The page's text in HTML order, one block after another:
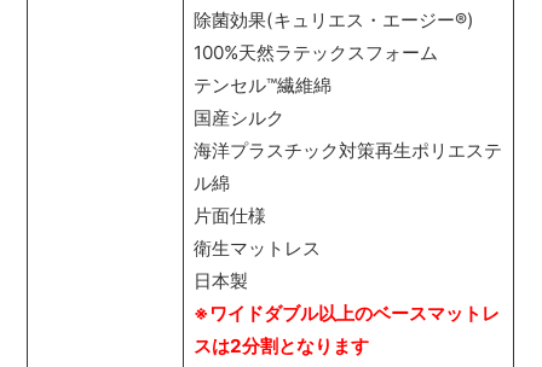
除菌効果(キュリエス・エージー®)
100%天然ラテックスフォーム
テンセル™繊維綿
国産シルク
海洋プラスチック対策再生ポリエステ
ル綿
片面仕様
衛生マットレス
日本製
※ワイドダブル以上のベースマットレ
スは2分割となります